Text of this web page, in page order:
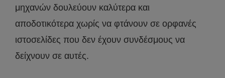
μηχανών δουλεύουν καλύτερα και
αποδοτικότερα χωρίς να φτάνουν σε ορφανές
ιστοσελίδες που δεν έχουν συνδέσμους να
δείχνουν σε αυτές.